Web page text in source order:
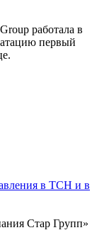
работала в
первый
в ТСН и в
Стар Групп»